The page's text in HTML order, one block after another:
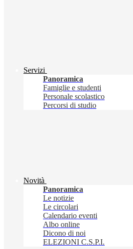
Servizi
Panoramica
Famiglie e studenti
Personale scolastico
Percorsi di studio
Novità
Panoramica
Le notizie
Le circolari
Calendario eventi
Albo online
Dicono di noi
ELEZIONI C.S.P.I.